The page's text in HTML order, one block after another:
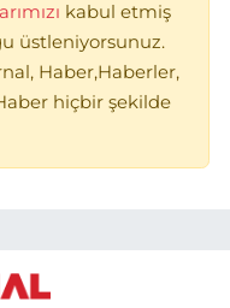
kabul etmiş
üstleniyorsunuz.
Haber,Haberler,
hiçbir şekilde